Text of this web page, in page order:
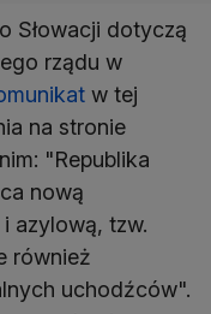
Słowacji dotyczą
rządu w
w tej
na stronie
"Republika
nową
azylową, tzw.
również
uchodźców".